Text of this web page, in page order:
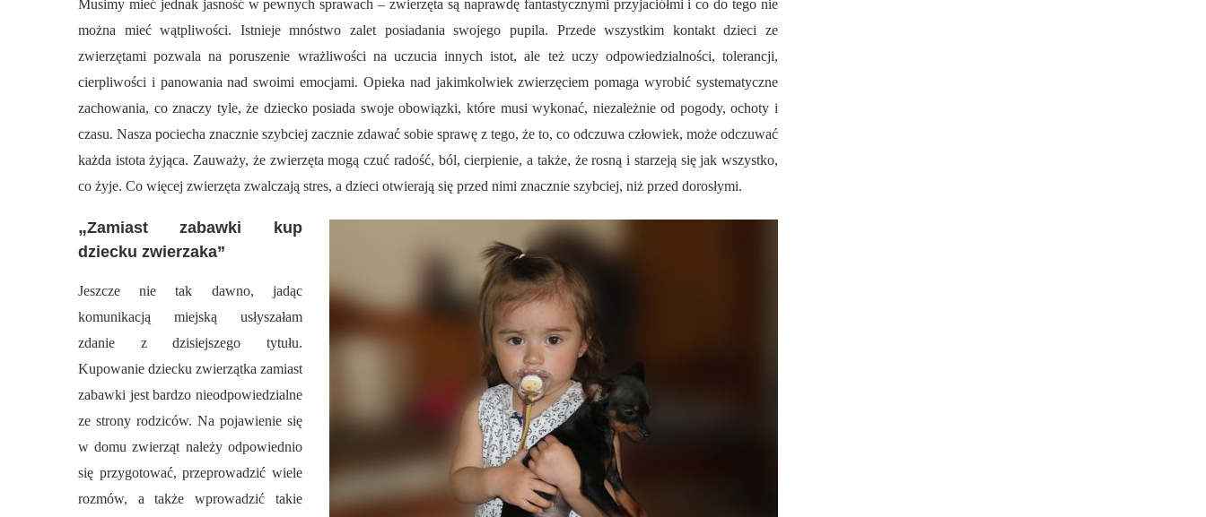
Musimy mieć jednak jasność w pewnych sprawach – zwierzęta są naprawdę fantastycznymi przyjaciółmi i co do tego nie
można mieć wątpliwości. Istnieje mnóstwo zalet posiadania swojego pupila. Przede wszystkim kontakt dzieci ze
zwierzętami pozwala na poruszenie wrażliwości na uczucia innych istot, ale też uczy odpowiedzialności, tolerancji,
cierpliwości i panowania nad swoimi emocjami. Opieka nad jakimkolwiek zwierzęciem pomaga wyrobić systematyczne
zachowania, co znaczy tyle, że dziecko posiada swoje obowiązki, które musi wykonać, niezależnie od pogody, ochoty i
czasu. Nasza pociecha znacznie szybciej zacznie zdawać sobie sprawę z tego, że to, co odczuwa człowiek, może odczuwać
każda istota żyjąca. Zauważy, że zwierzęta mogą czuć radość, ból, cierpienie, a także, że rosną i starzeją się jak wszystko,
co żyje. Co więcej zwierzęta zwalczają stres, a dzieci otwierają się przed nimi znacznie szybciej, niż przed dorosłymi.
„Zamiast zabawki kup
dziecku zwierzaka”
Jeszcze nie tak dawno, jadąc
komunikacją miejską usłyszałam
zdanie z dzisiejszego tytułu.
Kupowanie dziecku zwierzątka zamiast
zabawki jest bardzo nieodpowiedzialne
ze strony rodziców. Na pojawienie się
w domu zwierząt należy odpowiednio
się przygotować, przeprowadzić wiele
rozmów, a także wprowadzić takie